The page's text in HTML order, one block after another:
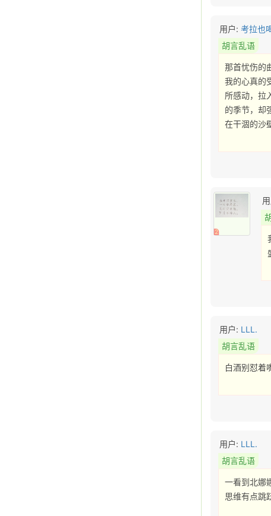
用户:考拉也
胡言乱语
那首忧伤的
我的心真的
所感动，拉
的季节，却
在干涸的沙
2
用户: LLL.
胡言乱语
白酒别怼着
用户: LLL.
胡言乱语
一看到北娜
思维有点跳